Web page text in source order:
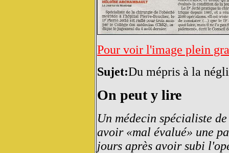
Pour voir l'image plein
Sujet:Du mépris à la
On peut y lire
Un médecin spécialiste
avoir «mal évalué» une
jours après avoir subi